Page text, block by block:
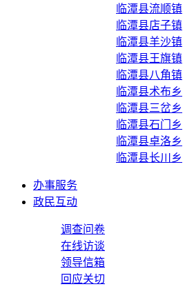
临潭县流顺镇
临潭县店子镇
临潭县羊沙镇
临潭县王旗镇
临潭县八角镇
临潭县术布乡
临潭县三岔乡
临潭县石门乡
临潭县卓洛乡
临潭县长川乡
办事服务
政民互动
调查问卷
在线访谈
领导信箱
回应关切